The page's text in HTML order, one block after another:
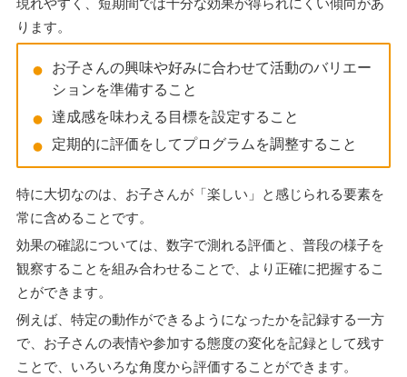
現れやすく、短期間では十分な効果が得られにくい傾向があ
ります。
お子さんの興味や好みに合わせて活動のバリエー
ションを準備すること
達成感を味わえる目標を設定すること
定期的に評価をしてプログラムを調整すること
特に大切なのは、お子さんが「楽しい」と感じられる要素を
常に含めることです。
効果の確認については、数字で測れる評価と、普段の様子を
観察することを組み合わせることで、より正確に把握するこ
とができます。
例えば、特定の動作ができるようになったかを記録する一方
で、お子さんの表情や参加する態度の変化を記録として残す
ことで、いろいろな角度から評価することができます。